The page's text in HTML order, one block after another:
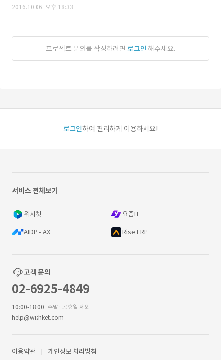
2016.10.06. 오후 18:33
프로젝트 문의를 작성하려면 로그인 해주세요.
로그인하여 편리하게 이용하세요!
서비스 전체보기
위시켓 요즘IT
AIDP - AX Rise ERP
고객 문의
02-6925-4849
10:00-18:00 주말·공휴일 제외
help@wishket.com
이용약관 개인정보 처리방침